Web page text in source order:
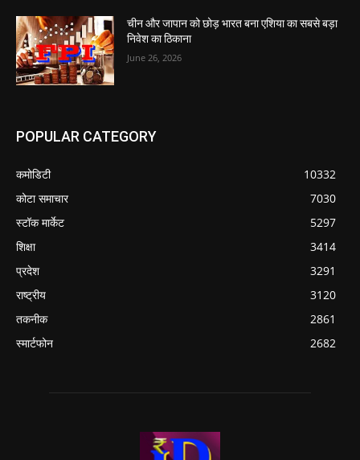
चीन और जापान को छोड़ भारत बना एशिया का सबसे बड़ा
निवेश का ठिकाना
June 26, 2026
POPULAR CATEGORY
कमोडिटी
10332
कोटा समाचार
7030
स्टॉक मार्केट
5297
शिक्षा
3414
प्रदेश
3291
राष्ट्रीय
3120
तकनीक
2861
स्मार्टफोन
2682